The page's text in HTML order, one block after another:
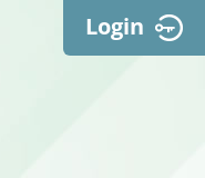
Login